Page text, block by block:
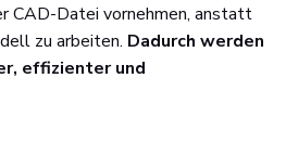
CAD-Datei vornehmen, anstatt
zu arbeiten. Dadurch werden
effizienter und